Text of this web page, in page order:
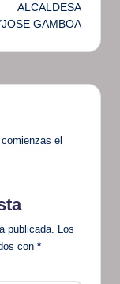
ALCALDESA
GAMBOA
el
publicada.
Los
con *